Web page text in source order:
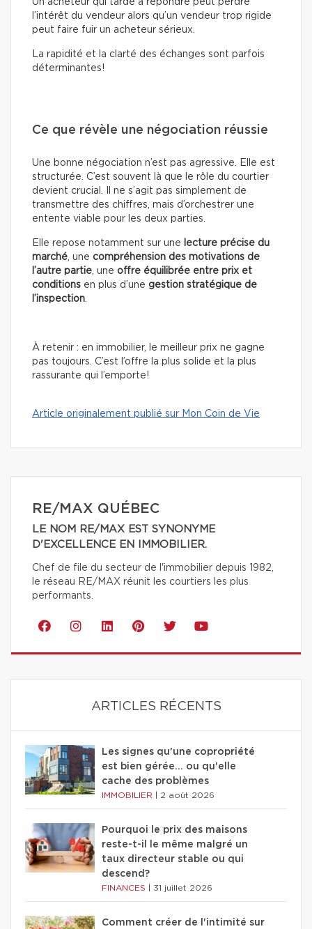
Un acheteur qui tarde à répondre peut perdre
l’intérêt du vendeur alors qu’un vendeur trop rigide
peut faire fuir un acheteur sérieux.
La rapidité et la clarté des échanges sont parfois
déterminantes!
Ce que révèle une négociation réussie
Une bonne négociation n’est pas agressive. Elle est
structurée. C’est souvent là que le rôle du courtier
devient crucial. Il ne s’agit pas simplement de
transmettre des chiffres, mais d’orchestrer une
entente viable pour les deux parties.
Elle repose notamment sur une
lecture précise du
marché, une compréhension des motivations de
l’autre partie, une offre équilibrée entre prix et
conditions en plus d’une gestion stratégique de
l’inspection.
À retenir : en immobilier, le meilleur prix ne gagne
pas toujours. C’est l’offre la plus solide et la plus
rassurante qui l’emporte!
Article originalement publié sur Mon Coin de Vie
RE/MAX QUÉBEC
LE NOM RE/MAX EST SYNONYME
D'EXCELLENCE EN IMMOBILIER.
Chef de file du secteur de l'immobilier depuis 1982,
le réseau RE/MAX réunit les courtiers les plus
performants.
ARTICLES RÉCENTS
Les signes qu'une copropriété
est bien gérée… ou qu'elle
cache des problèmes
IMMOBILIER 2 août 2026
Pourquoi le prix des maisons
reste-t-il le même malgré un
taux directeur stable ou qui
descend?
FINANCES 31 juillet 2026
Comment créer de l'intimité sur